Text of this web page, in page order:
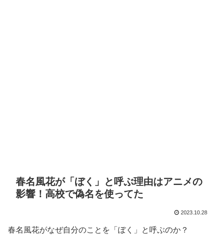
春名風花が「ぼく」と呼ぶ理由はアニメの
影響！高校で偽名を使ってた
2023.10.28
春名風花がなぜ自分のことを「ぼく」と呼ぶのか？